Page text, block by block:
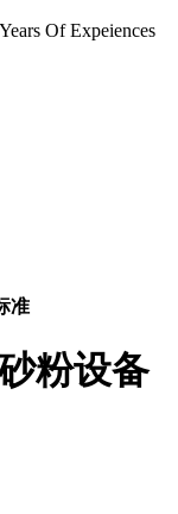
Of Expeiences
准
粉设备